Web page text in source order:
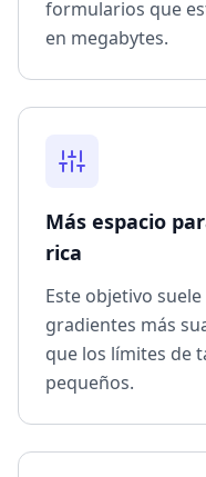
formularios que
en megabytes.
Más espacio
rica
Este objetivo
gradientes más
que los límites de
pequeños.